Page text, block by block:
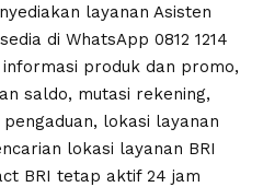
layanan Asisten
di WhatsApp 0812 1214
produk dan promo,
saldo, mutasi rekening,
lokasi layanan
lokasi layanan BRI
BRI tetap aktif 24 jam